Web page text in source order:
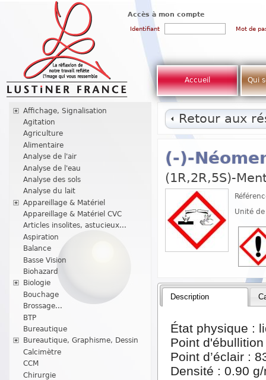
Accès à mon compte
Identifiant Mot de
Accueil Qui
Affichage, Signalisation
Agitation
Agriculture
Alimentaire
Analyse de l'air
Analyse de l'eau
Analyse des sols
Analyse du lait
Appareillage & Matériel
Appareillage & Matériel CVC
Articles insolites, astucieux...
Aspiration
Balance
Basse Vision
Biohazard
Biologie
Bouchage
Brossage...
BTP
Bureautique
Bureautique, Graphisme, Dessin
Calcimètre
CCM
Chirurgie
Retour aux
(-)-
(1R,2R,5S)-
Unité
Description
État physique :
Point d'ébullition
Point d’éclair :
Densité : 0.90